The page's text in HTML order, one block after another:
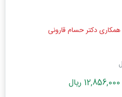
همکاری دکتر حسام قارونی